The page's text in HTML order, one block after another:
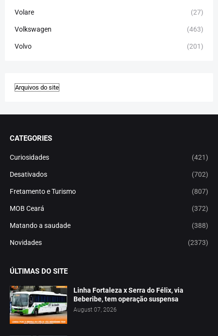
Volare (27)
Volkswagen (463)
Volvo (201)
CATEGORIES
Curiosidades (421)
Desativados (702)
Fretamento e Turismo (807)
MOB Ceará (372)
Matando a saudade (388)
Novidades (2373)
ÚLTIMAS DO SITE
Linha Fortaleza x Serra do Félix, via
Beberibe, tem operação suspensa
August 07, 2026